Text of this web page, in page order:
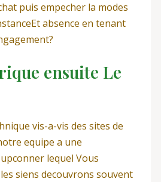
puis empecher la modes
absence en tenant
ensuite Le
vis-a-vis des sites de
equipe a une
lequel Vous
siens decouvrons souvent